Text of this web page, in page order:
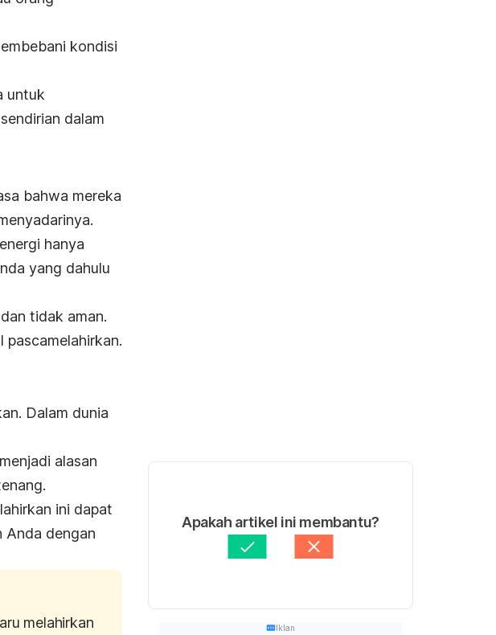
kondisi
untuk
dalam
bahwa mereka
hanya
yang dahulu
tidak aman.
pascamelahirkan.
Dalam dunia
alasan
ini dapat
Anda dengan
melahirkan
Apakah artikel ini membantu?
Iklan